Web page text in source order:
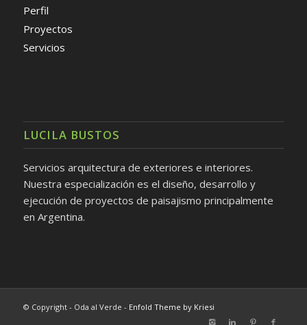
Perfil
Proyectos
Servicios
LUCILA BUSTOS
Servicios arquitectura de exteriores e interiores.
Nuestra especialización es el diseño, desarrollo y
ejecución de proyectos de paisajismo principalmente
en Argentina.
© Copyright - Oda al Verde - Enfold Theme by Kriesi